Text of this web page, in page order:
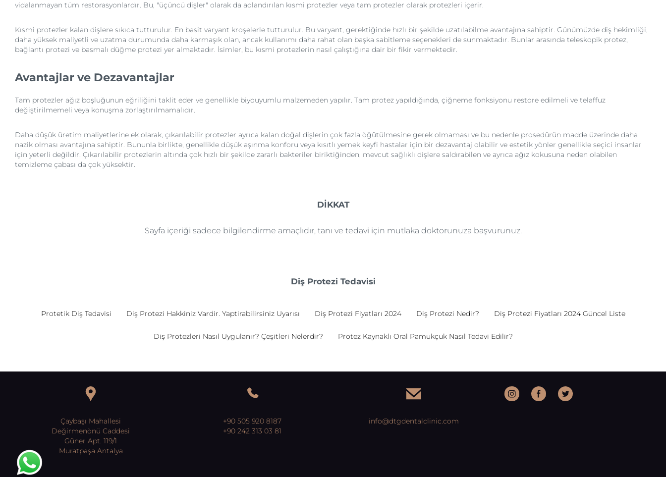
vidalanmayan tüm restorasyonlardır. Bu, "üçüncü dişler" olarak da adlandırılan kısmi protezler veya tam protezler olarak protezleri içerir.
Kısmi protezler kalan dişlere sıkıca tutturulur. En basit varyant kroşelerle tutturulur. Bu varyant, gerektiğinde hızlı bir şekilde uzatılabilme avantajına sahiptir. Günümüzde diş hekimliği,
daha yüksek maliyetli ve uzatma durumunda daha karmaşık olan, ancak kullanımı daha rahat olan başka sabitleme seçenekleri de sunmaktadır. Bunlar arasında teleskopik protez,
bağlantı protezi ve basmalı düğme protezi yer almaktadır. İsimler, bu kısmi protezlerin nasıl çalıştığına dair bir fikir vermektedir.
Avantajlar ve Dezavantajlar
Tam protezler ağız boşluğunun eğriliğini taklit eder ve genellikle biyouyumlu malzemeden yapılır. Tam protez yapıldığında, çiğneme fonksiyonu restore edilmeli ve telaffuz
değiştirilmemeli veya konuşma zorlaştırılmamalıdır.
Daha düşük üretim maliyetlerine ek olarak, çıkarılabilir protezler ayrıca kalan doğal dişlerin çok fazla öğütülmesine gerek olmaması ve bu nedenle prosedürün madde üzerinde daha
nazik olması avantajına sahiptir. Bununla birlikte, genellikle düşük aşınma konforu veya kısıtlı yemek keyfi hastalar için bir dezavantaj olabilir ve estetik yönler genellikle seçici insanlar
için yeterli değildir. Çıkarılabilir protezlerin altında çok hızlı bir şekilde zararlı bakteriler biriktiğinden, mevcut sağlıklı dişlere saldırabilen ve ayrıca ağız kokusuna neden olabilen
temizleme çabası da çok yüksektir.
DİKKAT
Sayfa içeriği sadece bilgilendirme amaçlıdır, tanı ve tedavi için mutlaka doktorunuza başvurunuz.
Diş Protezi Tedavisi
Protetik Diş Tedavisi Diş Protezi Hakkiniz Vardir. Yaptirabilirsiniz Uyarısı Diş Protezi Fiyatları 2024 Diş Protezi Nedir? Diş Protezi Fiyatları 2024 Güncel Liste
Diş Protezleri Nasıl Uygulanır? Çeşitleri Nelerdir? Protez Kaynaklı Oral Pamukçuk Nasıl Tedavi Edilir?
Çaybaşı Mahallesi
Değirmenönü Caddesi
Güner Apt. 119/1
Muratpaşa Antalya
+90 505 920 8187
+90 242 313 03 81
info@dtgdentalclinic.com